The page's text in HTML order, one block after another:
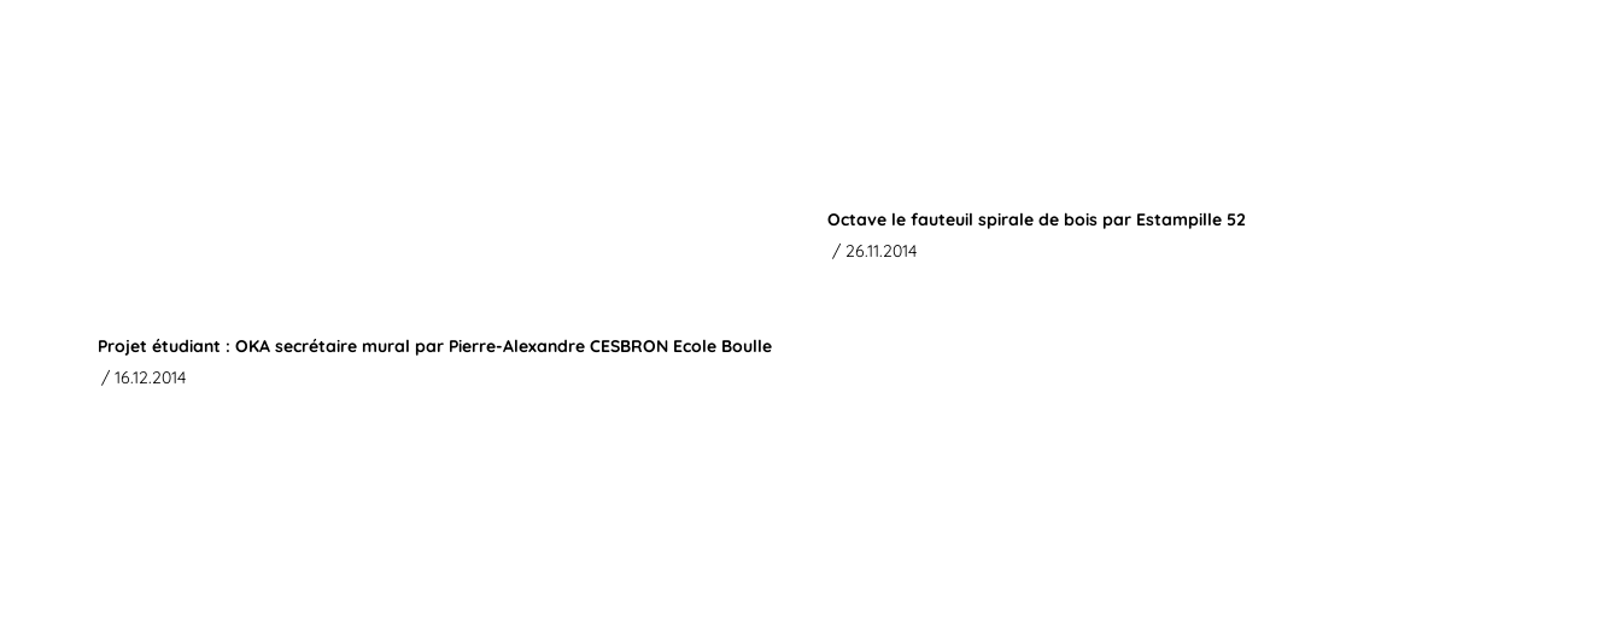
Projet étudiant : OKA secrétaire mural par Pierre-Alexandre CESBRON Ecole Boulle
/ 16.12.2014
Octave le fauteuil spirale de bois par Estampille 52
/ 26.11.2014